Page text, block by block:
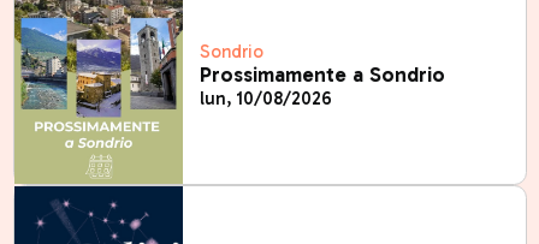
Sondrio
Prossimamente a Sondrio
lun, 10/08/2026